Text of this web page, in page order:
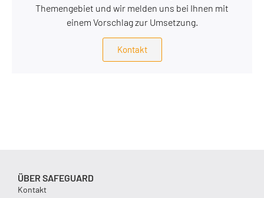
Themengebiet und wir melden uns bei Ihnen mit
einem Vorschlag zur Umsetzung.
Kontakt
ÜBER SAFEGUARD
Kontakt